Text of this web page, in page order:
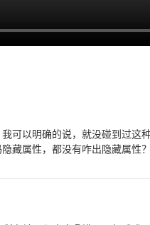
可以明确的说，就没碰到过这
藏属性，都没有咋出隐藏属性？